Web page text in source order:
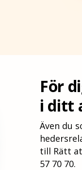
För
i ditt
Även du
till Rätt
57 70 70.